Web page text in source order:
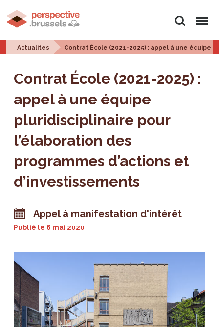
Rechercher
Menu
Actualites Contrat École (2021-2025) : appel à une équipe
Contrat École (2021-2025) :
appel à une équipe
pluridisciplinaire pour
l’élaboration des
programmes d’actions et
d’investissements
Appel à manifestation d'intérêt
Publié le 6 mai 2020